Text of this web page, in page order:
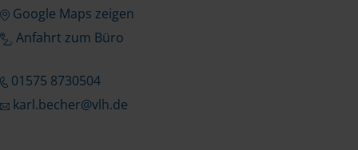
Google Maps zeigen
Anfahrt zum Büro
01575 8730504
karl.becher@vlh.de